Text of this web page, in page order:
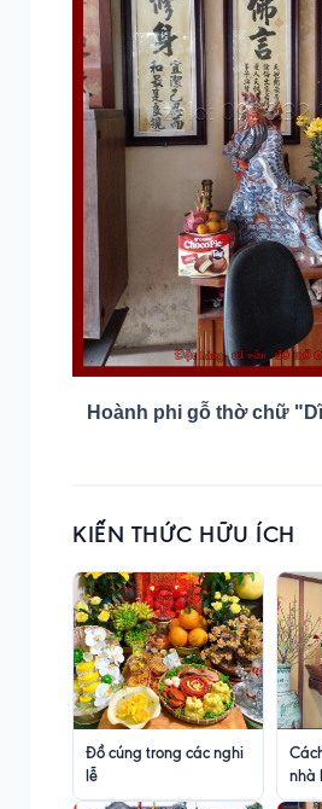
Hoành phi gỗ thờ chữ
KIẾN THỨC HỮU ÍCH
Đồ cúng trong các nghi
lễ
nhà
Bắc